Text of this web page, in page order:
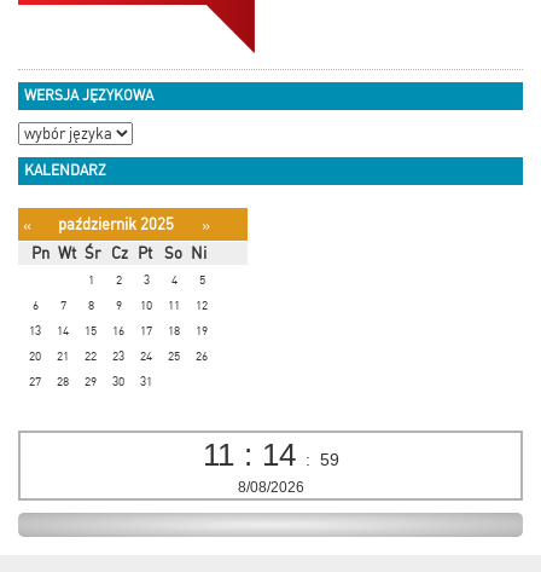
WERSJA JĘZYKOWA
KALENDARZ
« październik 2025
»
Pn Wt Śr Cz Pt So Ni
1 2 3 4
5
6
7 8 9 10 11
12
13
14 15 16 17 18
19
20
21 22 23 24 25
26
27
28 29 30 31
11 : 14 : 59
8/08/2026